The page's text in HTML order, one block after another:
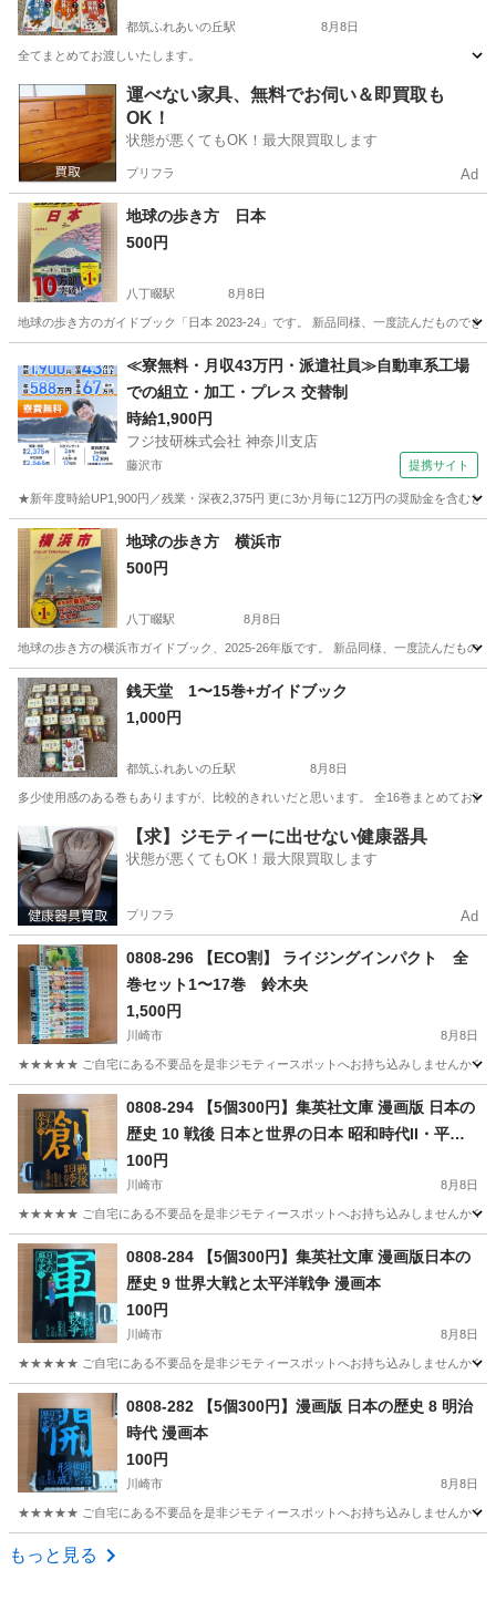
都筑ふれあいの丘駅 8月8日
全てまとめてお渡しいたします。
神奈川 横浜市 都筑ふれあいの丘駅 語学、辞書
運べない家具、無料でお伺い＆即買取も
OK！
状態が悪くてもOK！最大限買取します
プリフラ Ad
地球の歩き方 日本
500円
八丁畷駅 8月8日
地球の歩き方のガイドブック「日本 2023-24」です。 新品同様、一度読んだものでき
八丁畷駅 参考書 地球の歩き方
≪寮無料・月収43万円・派遣社員≫自動車系工場
での組立・加工・プレス 交替制
時給1,900円
フジ技研株式会社 神奈川支店
藤沢市 提携サイト
★新年度時給UP1,900円／残業・深夜2,375円 更に3か月毎に12万円の奨励金を含む
神奈川 藤沢市 その他
地球の歩き方 横浜市
500円
八丁畷駅 8月8日
地球の歩き方の横浜市ガイドブック、2025-26年版です。 新品同様、一度読んだもので
神奈川 横浜市 八丁畷駅 参考書
銭天堂 1〜15巻+ガイドブック
1,000円
都筑ふれあいの丘駅 8月8日
多少使用感のある巻もありますが、比較的きれいだと思います。 全16巻まとめてお渡
神奈川 横浜市 都筑ふれあいの丘駅 歴史、心理、教育
【求】ジモティーに出せない健康器具
状態が悪くてもOK！最大限買取します
プリフラ Ad
0808-296 【ECO割】 ライジングインパクト 全
巻セット1〜17巻 鈴木央
1,500円
川崎市 8月8日
★★★★★ ご自宅にある不要品を是非ジモティースポットへお持ち込みしませんか？
神奈川 川崎市 マンガ、コミック、アニメ 現地
0808-294 【5個300円】集英社文庫 漫画版 日本の
歴史 10 戦後 日本と世界の日本 昭和時代II・平成
時代 漫画本
100円
川崎市 8月8日
★★★★★ ご自宅にある不要品を是非ジモティースポットへお持ち込みしませんか？
神奈川 川崎市 マンガ、コミック、アニメ 日本
0808-284 【5個300円】集英社文庫 漫画版日本の
歴史 9 世界大戦と太平洋戦争 漫画本
100円
川崎市 8月8日
★★★★★ ご自宅にある不要品を是非ジモティースポットへお持ち込みしませんか？
神奈川 川崎市 マンガ、コミック、アニメ 日本の歴史
0808-282 【5個300円】漫画版 日本の歴史 8 明治
時代 漫画本
100円
川崎市 8月8日
★★★★★ ご自宅にある不要品を是非ジモティースポットへお持ち込みしませんか？
神奈川 川崎市
もっと見る